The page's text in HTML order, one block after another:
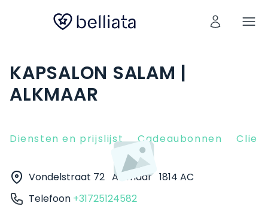
KAPSALON SALAM |
ALKMAAR
Diensten en prijslijst Cadeaubonnen
Vondelstraat 72 Alkmaar 1814 AC
Telefoon +31725124582